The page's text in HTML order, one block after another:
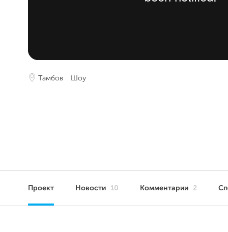
Тамбов Шоу
Проект Новости 10 Комментарии 2